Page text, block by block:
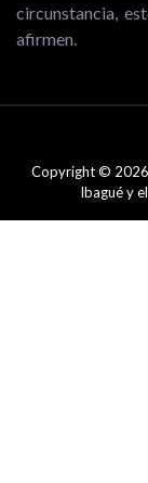
circunstancia,
afirmen.
Copyright © 2026
Ibagué y